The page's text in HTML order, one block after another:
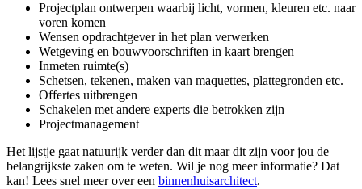
Projectplan ontwerpen waarbij licht, vormen, kleuren etc. naar
voren komen
Wensen opdrachtgever in het plan verwerken
Wetgeving en bouwvoorschriften in kaart brengen
Inmeten ruimte(s)
Schetsen, tekenen, maken van maquettes, plattegronden etc.
Offertes uitbrengen
Schakelen met andere experts die betrokken zijn
Projectmanagement
Het lijstje gaat natuurijk verder dan dit maar dit zijn voor jou de
belangrijkste zaken om te weten. Wil je nog meer informatie? Dat
kan! Lees snel meer over een binnenhuisarchitect.